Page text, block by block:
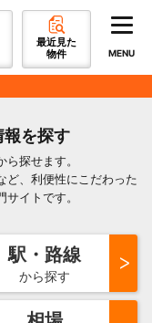
最近見た
物件
MENU
報を探す
探せます。
ど、利便性にこだわった
イトです。
駅・路線
から探す